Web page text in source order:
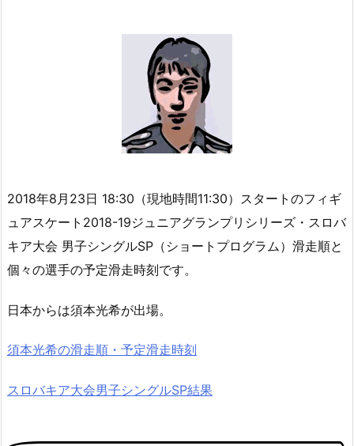
2018年8月23日 18:30（現地時間11:30）スタートのフィギ
ュアスケート2018-19ジュニアグランプリシリーズ・スロバ
キア大会 男子シングルSP（ショートプログラム）滑走順と
個々の選手の予定滑走時刻です。
日本からは須本光希が出場。
須本光希の滑走順・予定滑走時刻
スロバキア大会男子シングルSP結果